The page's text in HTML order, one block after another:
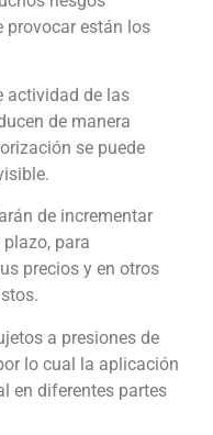
provocar están los
actividad de las
de manera
se puede
de incrementar
para
precios y en otros
a presiones de
lo cual la aplicación
en diferentes partes